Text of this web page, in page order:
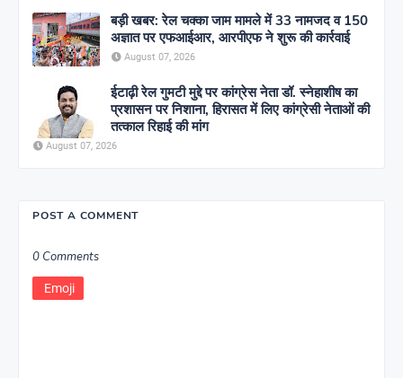
बड़ी खबर: रेल चक्का जाम मामले में 33 नामजद व 150
अज्ञात पर एफआईआर, आरपीएफ ने शुरू की कार्रवाई
August 07, 2026
ईटाढ़ी रेल गुमटी मुद्दे पर कांग्रेस नेता डॉ. स्नेहाशीष का
प्रशासन पर निशाना, हिरासत में लिए कांग्रेसी नेताओं की
तत्काल रिहाई की मांग
August 07, 2026
POST A COMMENT
0 Comments
Emoji